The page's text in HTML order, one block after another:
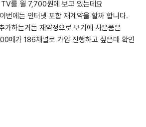
를 월 7,700원에 보고 있는데요
번에는 인터넷 포함 재계약을 할까 합니다.
가하는거는 재약정으로 보기에 사은품은
메가 186채널로 가입 진행하고 싶은데 확인